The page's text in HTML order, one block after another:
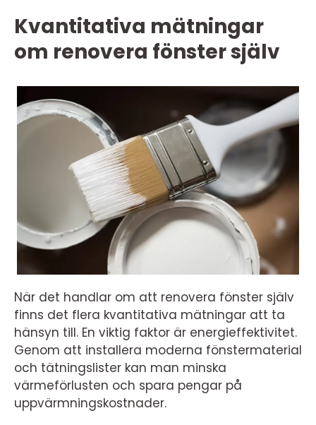
Kvantitativa mätningar
om renovera fönster själv
När det handlar om att renovera fönster själv
finns det flera kvantitativa mätningar att ta
hänsyn till. En viktig faktor är energieffektivitet.
Genom att installera moderna fönstermaterial
och tätningslister kan man minska
värmeförlusten och spara pengar på
uppvärmningskostnader.